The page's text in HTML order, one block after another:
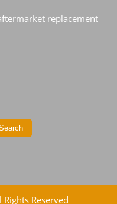
replacement
Rights Reserved